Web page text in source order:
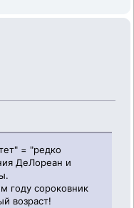
= "редко
ДеЛореан и
году сороковник
возраст!